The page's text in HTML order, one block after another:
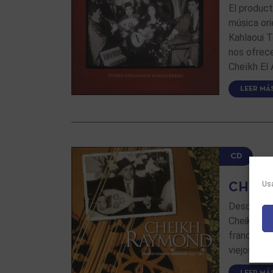
El
música
Kahlaoui
nos
Cheïkh El
LEER
CD
Desde
Cheikh
francés,
viejos